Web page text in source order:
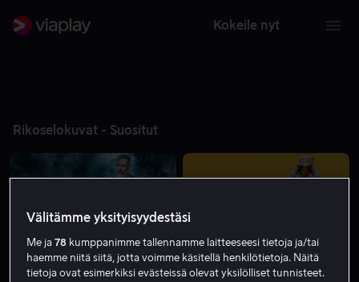
Kokeile nyt
Rikoselokuvat - Suositut
Vain meillä Vain meillä
Välitämme yksityisyydestäsi
Me ja78 kumppanimme tallennamme laitteeseesi tietoja ja/tai
haemme niitä siitä, jotta voimme käsitellä henkilötietoja. Näitä
tietoja ovat esimerkiksi evästeissä olevat yksilölliset tunnisteet.